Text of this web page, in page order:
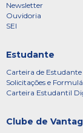
Newsletter
Ouvidoria
SEI
Estudante
Carteira de Estudante
Solicitações e
Carteira Estudantil
Clube de